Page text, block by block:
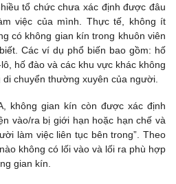
tổ chức chưa xác định được đâu
việc của mình. Thực tế, không ít
có không gian kín trong khuôn viên
Các ví dụ phổ biến bao gồm: hố
hố đào và các khu vực khác không
chuyển thường xuyên của người.
không gian kín còn được xác định
vào/ra bị giới hạn hoặc hạn chế và
làm việc liên tục bên trong”. Theo
không có lối vào và lối ra phù hợp
gian kín.